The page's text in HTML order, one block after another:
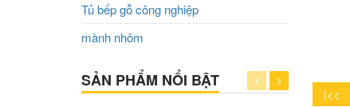
Tủ bếp gỗ công nghiệp
mành nhôm
SẢN PHẨM NỔI BẬT